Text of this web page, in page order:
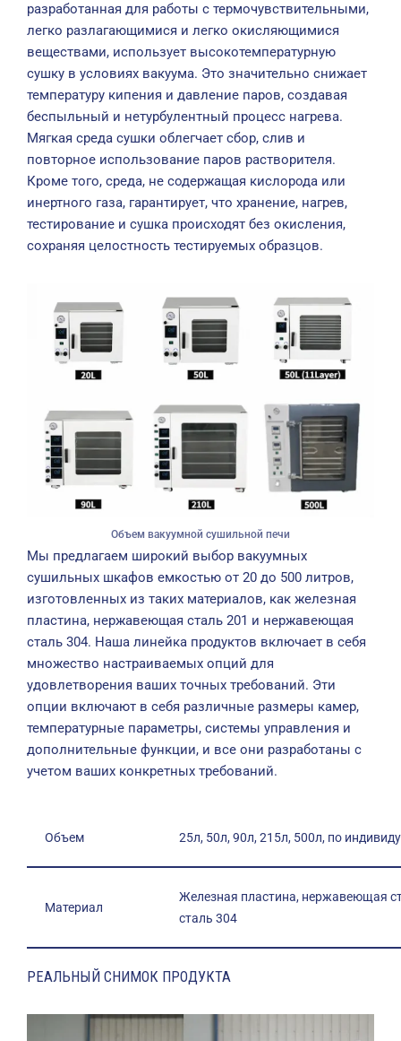
разработанная для работы с термочувствительными,
легко разлагающимися и легко окисляющимися
веществами, использует высокотемпературную
сушку в условиях вакуума. Это значительно снижает
температуру кипения и давление паров, создавая
беспыльный и нетурбулентный процесс нагрева.
Мягкая среда сушки облегчает сбор, слив и
повторное использование паров растворителя.
Кроме того, среда, не содержащая кислорода или
инертного газа, гарантирует, что хранение, нагрев,
тестирование и сушка происходят без окисления,
сохраняя целостность тестируемых образцов.
Объем вакуумной сушильной печи
Мы предлагаем широкий выбор вакуумных
сушильных шкафов емкостью от 20 до 500 литров,
изготовленных из таких материалов, как железная
пластина, нержавеющая сталь 201 и нержавеющая
сталь 304. Наша линейка продуктов включает в себя
множество настраиваемых опций для
удовлетворения ваших точных требований. Эти
опции включают в себя различные размеры камер,
температурные параметры, системы управления и
дополнительные функции, и все они разработаны с
учетом ваших конкретных требований.
Объем 25л, 50л, 90л, 215л, 500л, по
Материал
Железная пластина, нержавеющая
сталь 304
РЕАЛЬНЫЙ СНИМОК ПРОДУКТА